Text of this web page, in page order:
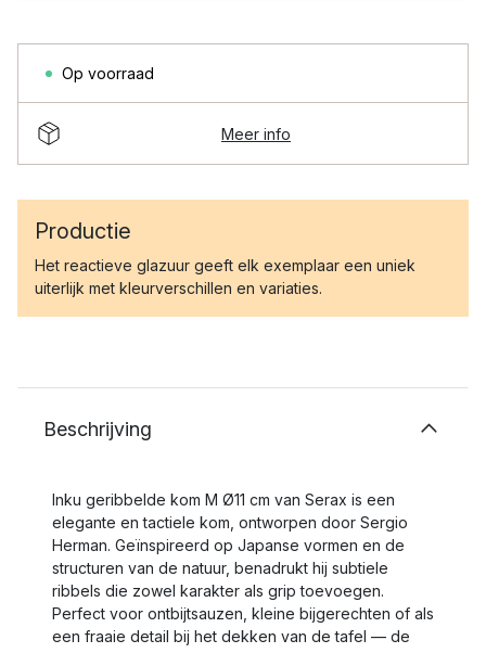
Op voorraad
Meer info
Productie
Het reactieve glazuur geeft elk exemplaar een uniek
uiterlijk met kleurverschillen en variaties.
Beschrijving
Inku geribbelde kom M Ø11 cm van Serax is een
elegante en tactiele kom, ontworpen door Sergio
Herman. Geïnspireerd op Japanse vormen en de
structuren van de natuur, benadrukt hij subtiele
ribbels die zowel karakter als grip toevoegen.
Perfect voor ontbijtsauzen, kleine bijgerechten of als
een fraaie detail bij het dekken van de tafel — de